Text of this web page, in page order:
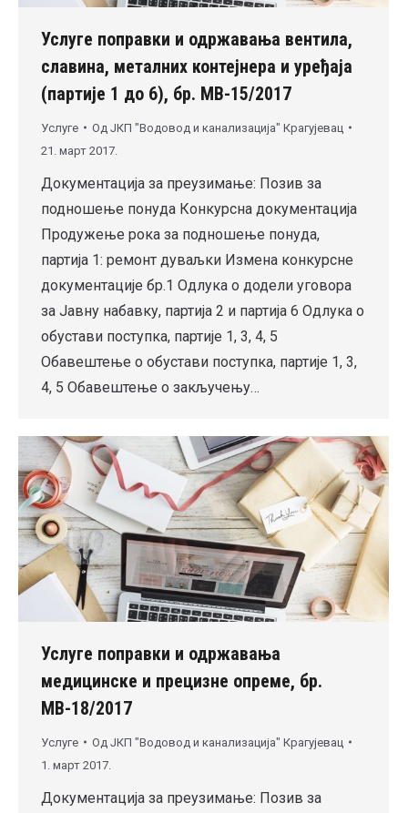
Услуге поправки и одржавања вентила,
славина, металних контејнера и уређаја
(партије 1 до 6), бр. MВ-15/2017
Услуге Од ЈКП "Водовод и канализација" Крагујевац
21. март 2017.
Документација за преузимање: Позив за
подношење понуда Конкурсна документација
Продужење рока за подношење понуда,
партија 1: ремонт дуваљки Измена конкурсне
документације бр.1 Одлука о додели уговора
за Јавну набавку, партија 2 и партија 6 Одлука о
обустави поступка, партије 1, 3, 4, 5
Обавештење о обустави поступка, партије 1, 3,
4, 5 Обавештење о закључењу…
Услуге поправки и одржавања
медицинске и прецизне опреме, бр.
МВ-18/2017
Услуге Од ЈКП "Водовод и канализација" Крагујевац
1. март 2017.
Документација за преузимање: Позив за